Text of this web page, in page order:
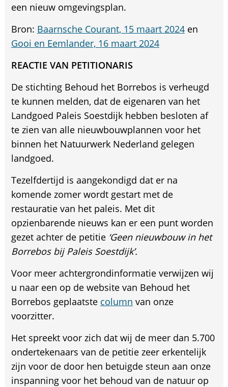
een nieuw omgevingsplan.
Bron: Baarnsche Courant, 15 maart 2024en
Gooi en Eemlander, 16 maart 2024
REACTIE VAN PETITIONARIS
De stichting Behoud het Borrebos is verheugd
te kunnen melden, dat de eigenaren van het
Landgoed Paleis Soestdijk hebben besloten af
te zien van alle nieuwbouwplannen voor het
binnen het Natuurwerk Nederland gelegen
landgoed.
Tezelfdertijd is aangekondigd dat er na
komende zomer wordt gestart met de
restauratie van het paleis. Met dit
opzienbarende nieuws kan er een punt worden
gezet achter de petitie ‘Geen nieuwbouw in het
Borrebos bij Paleis Soestdijk’.
Voor meer achtergrondinformatie verwijzen wij
u naar een op de website van Behoud het
Borrebos geplaatste column van onze
voorzitter.
Het spreekt voor zich dat wij de meer dan 5.700
ondertekenaars van de petitie zeer erkentelijk
zijn voor de door hen betuigde steun aan onze
inspanning voor het behoud van de natuur op